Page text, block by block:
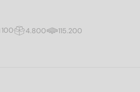
100 4.800 115.200